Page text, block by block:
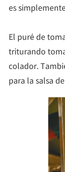
es
El puré de
triturando
colador.
para la salsa